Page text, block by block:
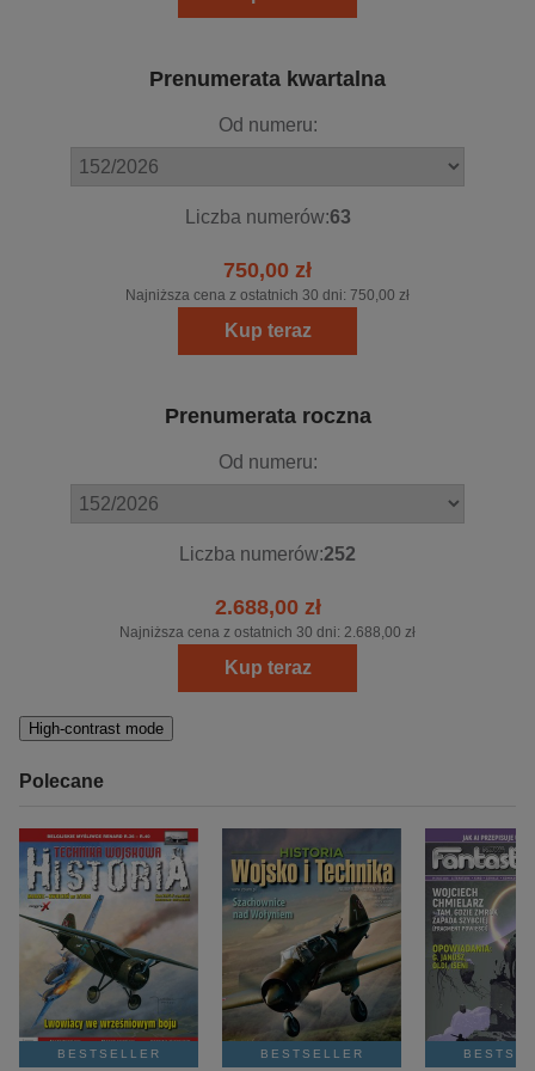
Prenumerata kwartalna
Od numeru:
Liczba numerów:63
750,00 zł
Najniższa cena z ostatnich 30 dni: 750,00 zł
Kup teraz
Prenumerata roczna
Od numeru:
Liczba numerów:252
2.688,00 zł
Najniższa cena z ostatnich 30 dni: 2.688,00 zł
Kup teraz
High-contrast mode
Polecane
BESTSELLER BESTSELLER